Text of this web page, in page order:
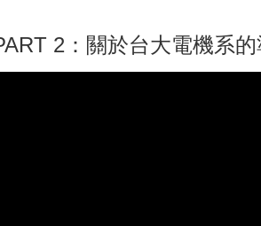
2：關於台大電機系